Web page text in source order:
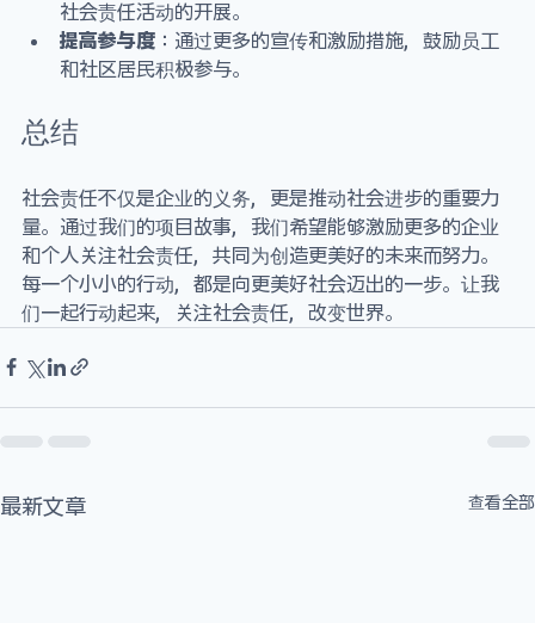
社会责任活动的开展。
提高参与度 ：通过更多的宣传和激励措施，鼓励员工
和社区居民积极参与。
总结
社会责任不仅是企业的义务，更是推动社会进步的重要力
量。通过我们的项目故事，我们希望能够激励更多的企业
和个人关注社会责任，共同为创造更美好的未来而努力。
每一个小小的行动，都是向更美好社会迈出的一步。让我
们一起行动起来，关注社会责任，改变世界。
最新文章 查看全部